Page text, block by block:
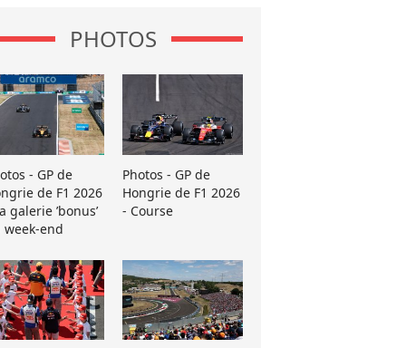
PHOTOS
- GP de
de F1 2026
galerie ’bonus’
week-end
Photos - GP de
Hongrie de F1 2026
- Course